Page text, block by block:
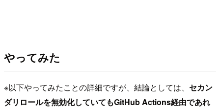
やってみた
※以下やってみたことの詳細ですが、結論としては、 セカン
ダリロールを無効化していてもGitHub Actions経由であれ